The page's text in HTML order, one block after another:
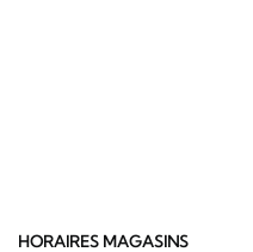
HORAIRES MAGASINS